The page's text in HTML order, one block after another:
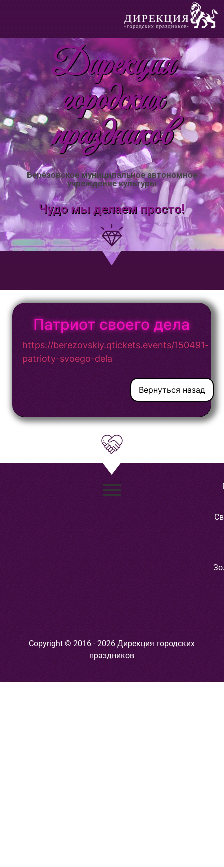
Дирекция
городских
праздников
Берёзовское муниципальное автономное
учреждение культуры
Чудо мы делаем просто!
Патриот своего дела
https://berezovskiy.qtickets.events/150491-
patrioty-svoego-dela
Вернуться назад
Copyright © 2016 - 2026 Дирекция городских
праздников